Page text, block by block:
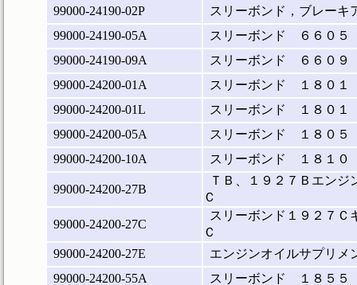
99000-24190-02P
スリーボンド，ブレーキ
99000-24190-05A
スリーボンド ６６０５
99000-24190-09A
スリーボンド ６６０９
99000-24200-01A
スリーボンド １８０１
99000-24200-01L
スリーボンド １８０１
99000-24200-05A
スリーボンド １８０５
99000-24200-10A
スリーボンド １８１０
99000-24200-27B
ＴＢ、１９２７Ｂエンジ
Ｃ
99000-24200-27C
スリーボンド１９２７Ｃ
Ｃ
99000-24200-27E
エンジンオイルサプリメ
99000-24200-55A
スリーボンド １８５５